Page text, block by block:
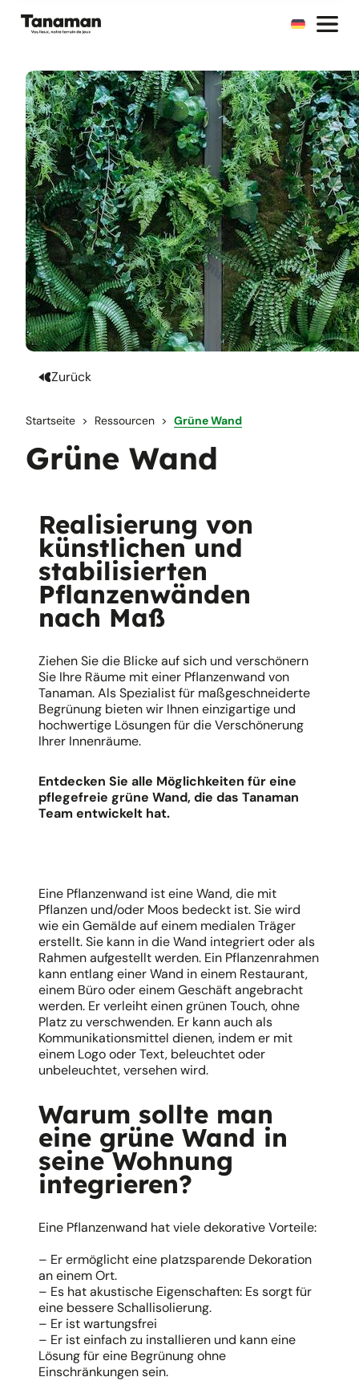
Zurück
Startseite Ressourcen Grüne Wand
Grüne Wand
Realisierung von
künstlichen und
stabilisierten
Pflanzenwänden
nach Maß
Ziehen Sie die Blicke auf sich und verschönern
Sie Ihre Räume mit einer Pflanzenwand von
Tanaman. Als Spezialist für maßgeschneiderte
Begrünung bieten wir Ihnen einzigartige und
hochwertige Lösungen für die Verschönerung
Ihrer Innenräume.
Entdecken Sie alle Möglichkeiten für eine
pflegefreie grüne Wand, die das Tanaman
Team entwickelt hat.
Eine Pflanzenwand ist eine Wand, die mit
Pflanzen und/oder Moos bedeckt ist. Sie wird
wie ein Gemälde auf einem medialen Träger
erstellt. Sie kann in die Wand integriert oder als
Rahmen aufgestellt werden. Ein Pflanzenrahmen
kann entlang einer Wand in einem Restaurant,
einem Büro oder einem Geschäft angebracht
werden. Er verleiht einen grünen Touch, ohne
Platz zu verschwenden. Er kann auch als
Kommunikationsmittel dienen, indem er mit
einem Logo oder Text, beleuchtet oder
unbeleuchtet, versehen wird.
Warum sollte man
eine grüne Wand in
seine Wohnung
integrieren?
Eine Pflanzenwand hat viele dekorative Vorteile:
– Er ermöglicht eine platzsparende Dekoration
an einem Ort.
– Es hat akustische Eigenschaften: Es sorgt für
eine bessere Schallisolierung.
– Er ist wartungsfrei
– Er ist einfach zu installieren und kann eine
Lösung für eine Begrünung ohne
Einschränkungen sein.